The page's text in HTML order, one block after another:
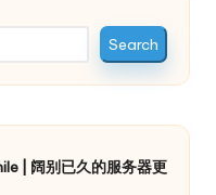
Search
| 阔别已久的服务器更